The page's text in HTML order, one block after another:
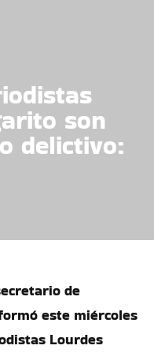
son
delictivo:
de
este miércoles
Lourdes